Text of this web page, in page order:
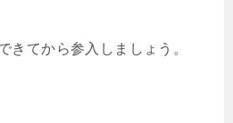
きてから参入しましょう。